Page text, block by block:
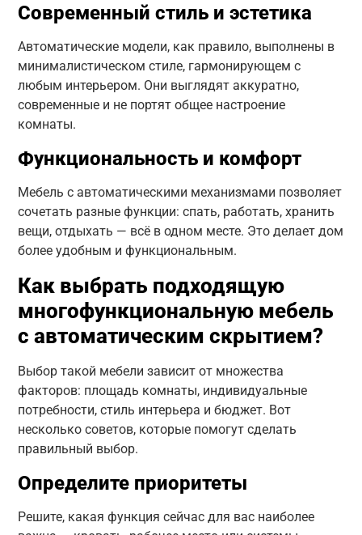
Современный стиль и эстетика
Автоматические модели, как правило, выполнены в
минималистическом стиле, гармонирующем с
любым интерьером. Они выглядят аккуратно,
современные и не портят общее настроение
комнаты.
Функциональность и комфорт
Мебель с автоматическими механизмами позволяет
сочетать разные функции: спать, работать, хранить
вещи, отдыхать — всё в одном месте. Это делает дом
более удобным и функциональным.
Как выбрать подходящую
многофункциональную мебель
с автоматическим скрытием?
Выбор такой мебели зависит от множества
факторов: площадь комнаты, индивидуальные
потребности, стиль интерьера и бюджет. Вот
несколько советов, которые помогут сделать
правильный выбор.
Определите приоритеты
Решите, какая функция сейчас для вас наиболее